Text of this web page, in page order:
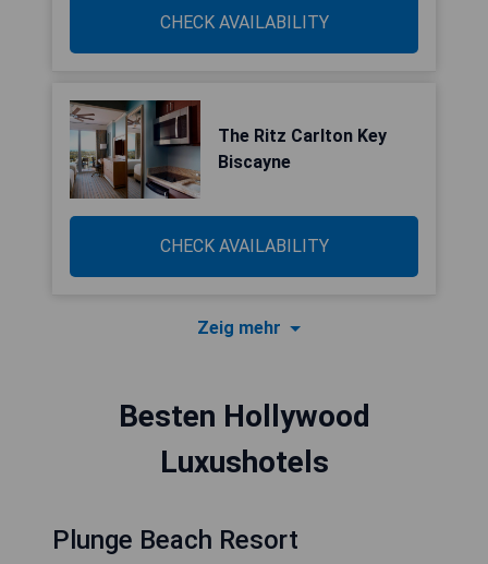
CHECK AVAILABILITY
The Ritz Carlton Key
Biscayne
CHECK AVAILABILITY
Zeig mehr
Besten Hollywood
Luxushotels
Plunge Beach Resort